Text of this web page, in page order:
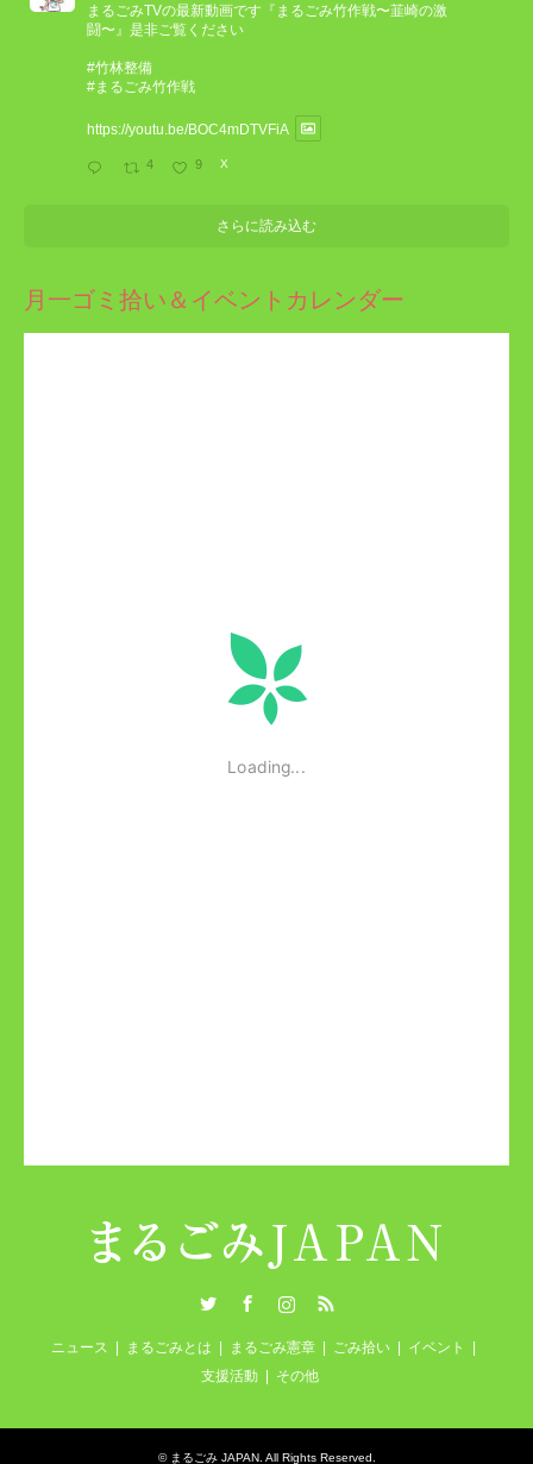
まるごみTVの最新動画です『まるごみ竹作戦〜韮崎の激
闘〜』是非ご覧ください
#竹林整備
#まるごみ竹作戦
https://youtu.be/BOC4mDTVFiA
4 9 X
さらに読み込む
月一ゴミ拾い＆イベントカレンダー
RSS
ニュース まるごみとは まるごみ憲章 ごみ拾い
イベント
支援活動
その他
© まるごみ JAPAN. All Rights Reserved.